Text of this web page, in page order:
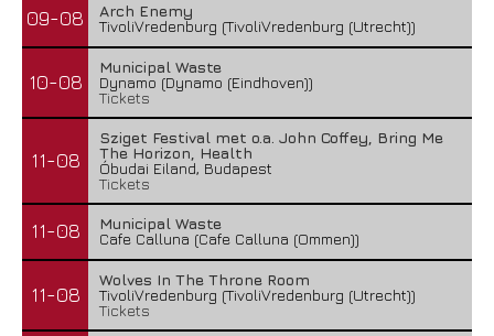
09-08
Arch Enemy
TivoliVredenburg (TivoliVredenburg (Utrecht))
10-08
Municipal Waste
Dynamo (Dynamo (Eindhoven))
Tickets
11-08
Sziget Festival met o.a. John Coffey, Bring Me
The Horizon, Health
Óbudai Eiland, Budapest
Tickets
11-08
Municipal Waste
Cafe Calluna (Cafe Calluna (Ommen))
11-08
Wolves In The Throne Room
TivoliVredenburg (TivoliVredenburg (Utrecht))
Tickets